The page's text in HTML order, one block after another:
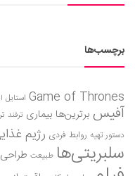
برچسب‌ها
Game of Thrones استایل
آفیس برترین‌ها بیماری ترفند
دستور تهیه روابط فردی رژیم
سلبریتی‌ها طبیعت